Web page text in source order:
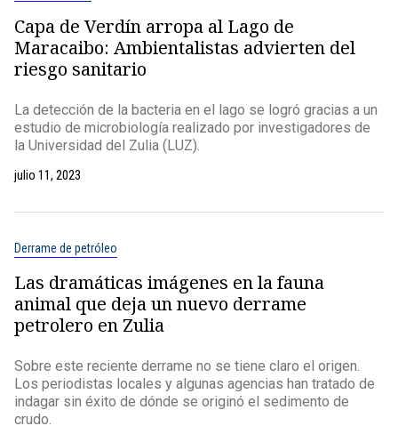
Capa de Verdín arropa al Lago de
Maracaibo: Ambientalistas advierten del
riesgo sanitario
La detección de la bacteria en el lago se logró gracias a un
estudio de microbiología realizado por investigadores de
la Universidad del Zulia (LUZ).
julio 11, 2023
Derrame de petróleo
Las dramáticas imágenes en la fauna
animal que deja un nuevo derrame
petrolero en Zulia
Sobre este reciente derrame no se tiene claro el origen.
Los periodistas locales y algunas agencias han tratado de
indagar sin éxito de dónde se originó el sedimento de
crudo.